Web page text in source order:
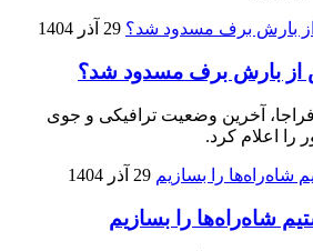
29 آذر 1404
از بارش برف مسدود شد؟
آخرین وضعیت ترافیکی و جوی
را اعلام کرد.
29 آذر 1404
شاه‌راه‌ها را بسازیم